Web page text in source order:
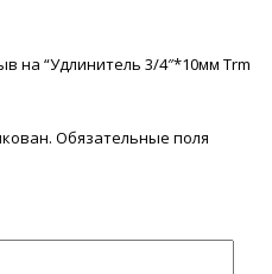
на “Удлинитель 3/4″*10мм Trm
Обязательные поля